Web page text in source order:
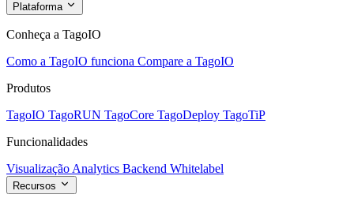
Plataforma
Conheça a TagoIO
Como a TagoIO funciona Compare a TagoIO
Produtos
TagoIO TagoRUN TagoCore TagoDeploy TagoTiP
Funcionalidades
Visualização Analytics Backend Whitelabel
Recursos